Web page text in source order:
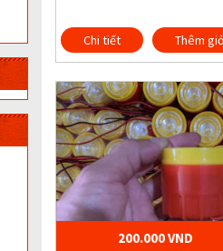
Chi tiết Thêm
200.000 VND